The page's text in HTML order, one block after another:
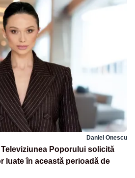
Daniel Onescu
Poporului solicită
luate în această perioadă de